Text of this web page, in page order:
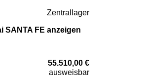
Zentrallager
SANTA FE anzeigen
55.510,00 €
ausweisbar